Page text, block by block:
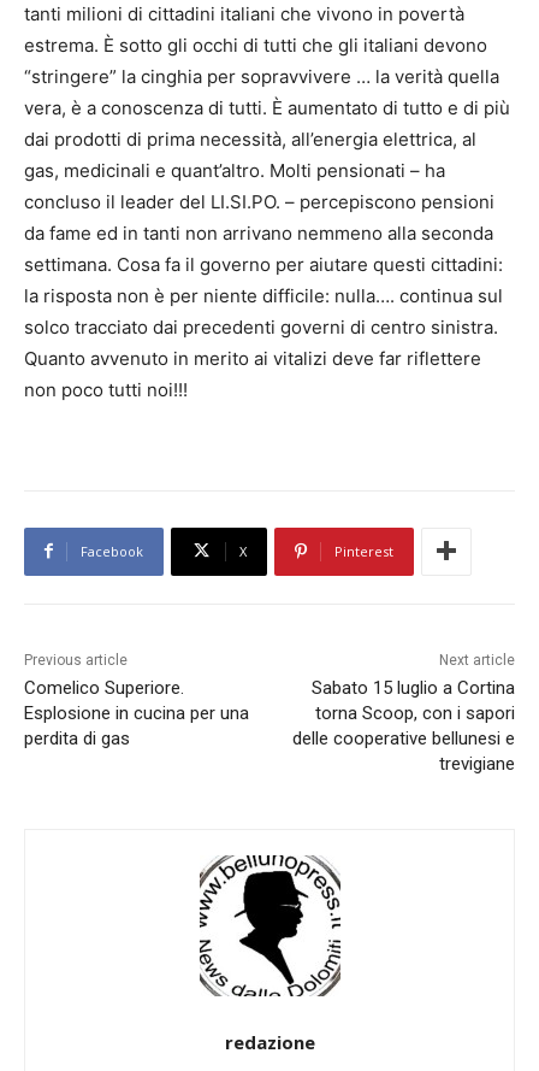
tanti milioni di cittadini italiani che vivono in povertà
estrema. È sotto gli occhi di tutti che gli italiani devono
“stringere” la cinghia per sopravvivere … la verità quella
vera, è a conoscenza di tutti. È aumentato di tutto e di più
dai prodotti di prima necessità, all’energia elettrica, al
gas, medicinali e quant’altro. Molti pensionati – ha
concluso il leader del LI.SI.PO. – percepiscono pensioni
da fame ed in tanti non arrivano nemmeno alla seconda
settimana. Cosa fa il governo per aiutare questi cittadini:
la risposta non è per niente difficile: nulla…. continua sul
solco tracciato dai precedenti governi di centro sinistra.
Quanto avvenuto in merito ai vitalizi deve far riflettere
non poco tutti noi!!!
Facebook X Pinterest
Previous article
Comelico Superiore.
Esplosione in cucina per una
perdita di gas
Next article
Sabato 15 luglio a Cortina
torna Scoop, con i sapori
delle cooperative bellunesi e
trevigiane
redazione